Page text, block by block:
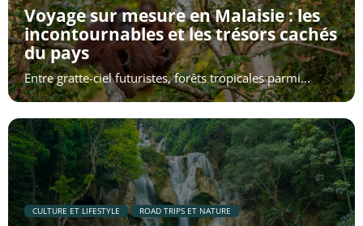
Voyage sur mesure en Malaisie : les
incontournables et les trésors cachés
du pays
Entre gratte-ciel futuristes, forêts tropicales parmi...
​CULTURE ET LIFESTYLE ​ROAD TRIPS ET NATURE